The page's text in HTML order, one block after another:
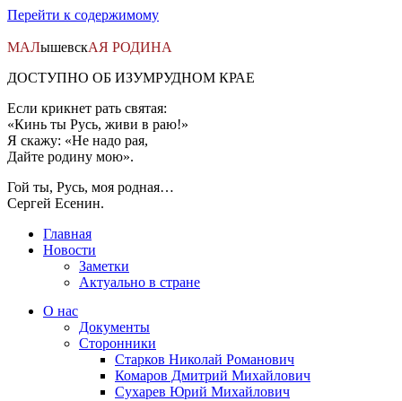
Перейти к содержимому
МАЛышевскАЯ РОДИНА
ДОСТУПНО ОБ ИЗУМРУДНОМ КРАЕ
Если крикнет рать святая:
«Кинь ты Русь, живи в раю!»
Я скажу: «Не надо рая,
Дайте родину мою».
Гой ты, Русь, моя родная…
Сергей Есенин.
Главная
Новости
Заметки
Актуально в стране
О нас
Документы
Сторонники
Старков Николай Романович
Комаров Дмитрий Михайлович
Сухарев Юрий Михайлович